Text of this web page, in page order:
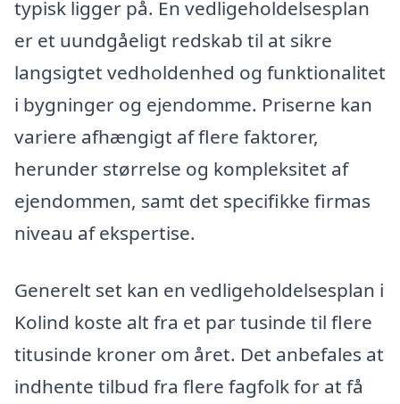
typisk ligger på. En vedligeholdelsesplan
er et uundgåeligt redskab til at sikre
langsigtet vedholdenhed og funktionalitet
i bygninger og ejendomme. Priserne kan
variere afhængigt af flere faktorer,
herunder størrelse og kompleksitet af
ejendommen, samt det specifikke firmas
niveau af ekspertise.
Generelt set kan en vedligeholdelsesplan i
Kolind koste alt fra et par tusinde til flere
titusinde kroner om året. Det anbefales at
indhente tilbud fra flere fagfolk for at få